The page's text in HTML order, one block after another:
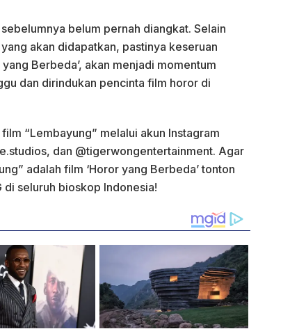
belum pernah diangkat. Selain
akan didapatkan, pastinya keseruan
Berbeda’, akan menjadi momentum
dan dirindukan pencinta film horor di
“Lembayung” melalui akun Instagram
dan @tigerwongentertainment. Agar
adalah film ‘Horor yang Berbeda’ tonton
di seluruh bioskop Indonesia!